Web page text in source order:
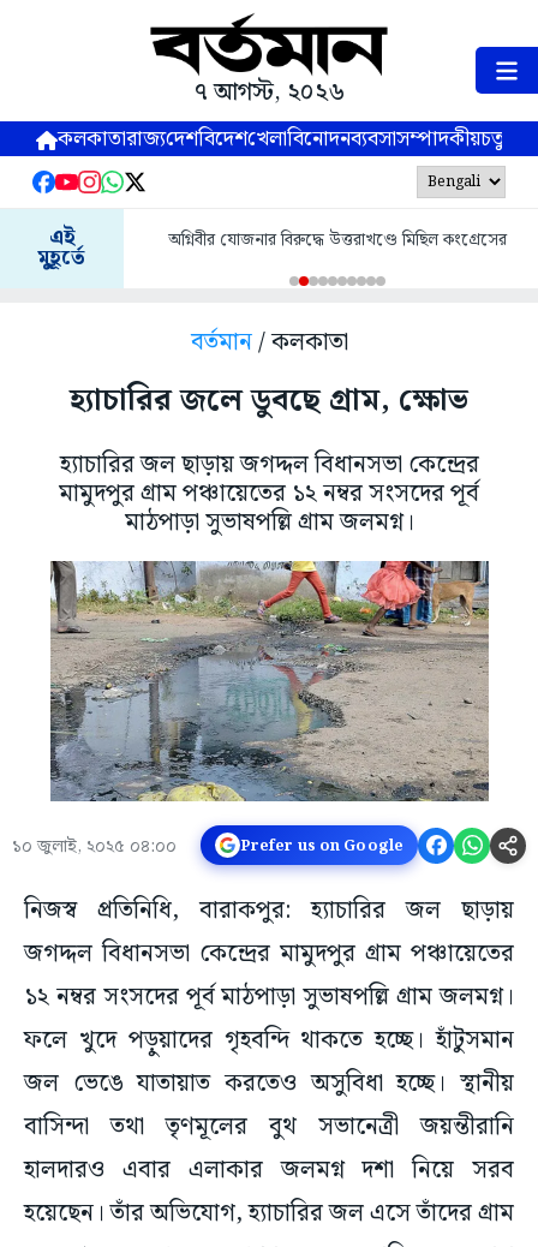
৭ আগস্ট, ২০২৬
কলকাতারাজ্যদেশবিদেশখেলাবিনোদনব্যবসাসম্পাদকীয়
এই
মুহূর্তে
অগ্নিবীর যোজনার বিরুদ্ধে উত্তরাখণ্ডে মিছিল কংগ্রেসের
বর্তমান/ কলকাতা
হ্যাচারির জলে ডুবছে গ্রাম, ক্ষোভ
হ্যাচারির জল ছাড়ায় জগদ্দল বিধানসভা কেন্দ্রের
মামুদপুর গ্রাম পঞ্চায়েতের ১২ নম্বর সংসদের পূর্ব
মাঠপাড়া সুভাষপল্লি গ্রাম জলমগ্ন।
১০ জুলাই, ২০২৫ ০৪:০০ Prefer us on Google
নিজস্ব প্রতিনিধি, বারাকপুর: হ্যাচারির জল ছাড়ায়
জগদ্দল বিধানসভা কেন্দ্রের মামুদপুর গ্রাম পঞ্চায়েতের
১২ নম্বর সংসদের পূর্ব মাঠপাড়া সুভাষপল্লি গ্রাম জলমগ্ন।
ফলে খুদে পড়ুয়াদের গৃহবন্দি থাকতে হচ্ছে। হাঁটুসমান
জল ভেঙে যাতায়াত করতেও অসুবিধা হচ্ছে। স্থানীয়
বাসিন্দা তথা তৃণমূলের বুথ সভানেত্রী জয়ন্তীরানি
হালদারও এবার এলাকার জলমগ্ন দশা নিয়ে সরব
হয়েছেন। তাঁর অভিযোগ, হ্যাচারির জল এসে তাঁদের গ্রাম